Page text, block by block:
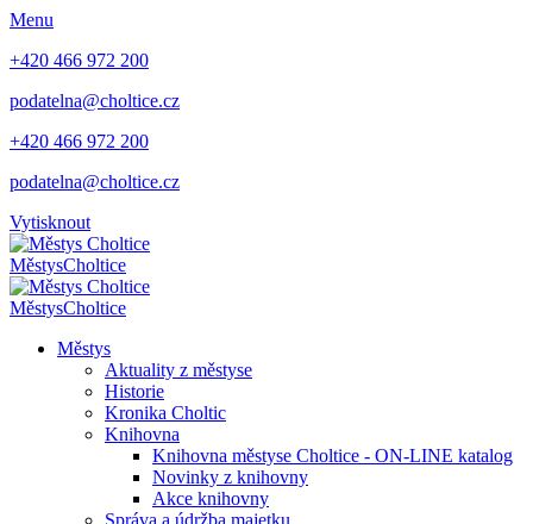
Menu
+420 466 972 200
podatelna@choltice.cz
+420 466 972 200
podatelna@choltice.cz
Vytisknout
MěstysCholtice
MěstysCholtice
Městys
Aktuality z městyse
Historie
Kronika Choltic
Knihovna
Knihovna městyse Choltice - ON-LINE katalog
Novinky z knihovny
Akce knihovny
Správa a údržba majetku